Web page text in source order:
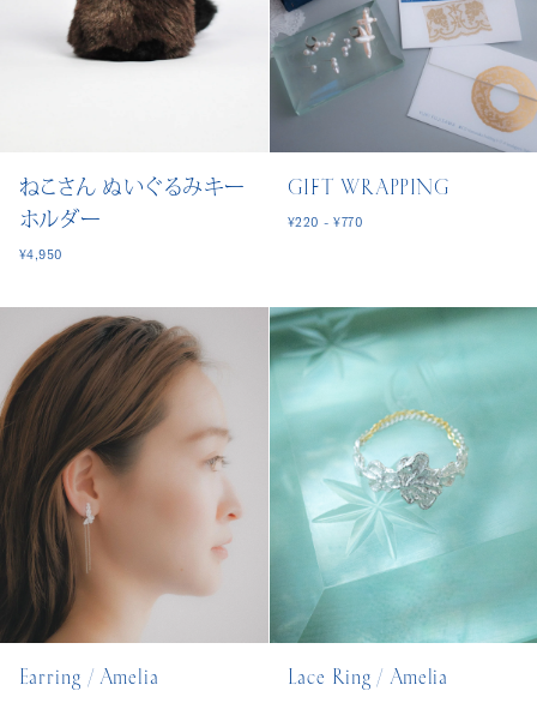
ねこさん ぬいぐるみキー
ホルダー
¥4,950
GIFT WRAPPING
¥220 - ¥770
Earring / Amelia Lace Ring / Amelia